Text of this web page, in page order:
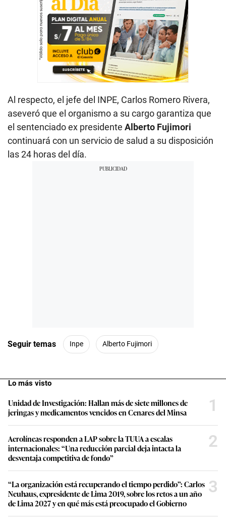
Al respecto, el jefe del INPE, Carlos Romero Rivera,
aseveró que el organismo a su cargo garantiza que
el sentenciado ex presidente Alberto Fujimori
continuará con un servicio de salud a su disposición
las 24 horas del día.
Seguir temas Inpe Alberto Fujimori
Lo más visto
Unidad de Investigación: Hallan más de siete millones de
jeringas y medicamentos vencidos en Cenares del Minsa
1
Aerolíneas responden a LAP sobre la TUUA a escalas
internacionales: “Una reducción parcial deja intacta la
desventaja competitiva de fondo”
2
“La organización está recuperando el tiempo perdido”: Carlos
Neuhaus, expresidente de Lima 2019, sobre los retos a un año
de Lima 2027 y en qué más está preocupado el Gobierno
3